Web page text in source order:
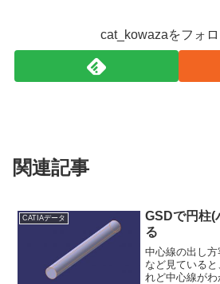
cat_kowazaをフォ
関連記事
CATIAデータ
GSDで円柱(
る
中心線の出し
など見ている
れど中心線がわ